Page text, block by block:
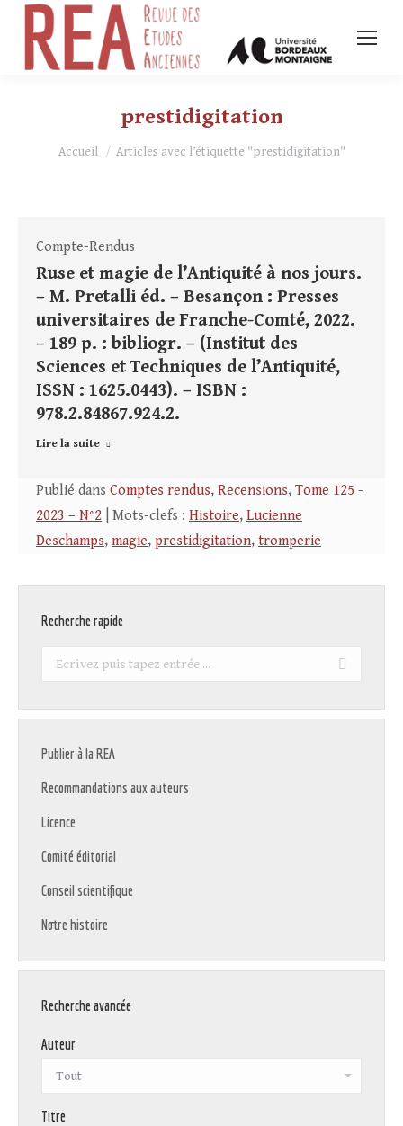
prestidigitation
Vous êtes ici :
Accueil Articles avec l’étiquette "prestidigitation"
Compte-Rendus
Ruse et magie de l’Antiquité à nos jours.
– M. Pretalli éd. – Besançon : Presses
universitaires de Franche-Comté, 2022.
– 189 p. : bibliogr. – (Institut des
Sciences et Techniques de l’Antiquité,
ISSN : 1625.0443). – ISBN :
978.2.84867.924.2.
Lire la suite
Publié dans Comptes rendus, Recensions, Tome 125 -
2023 – N°2 | Mots-clefs : Histoire, Lucienne
Deschamps, magie, prestidigitation, tromperie
Recherche rapide
Recherche
Publier à la REA
Recommandations aux auteurs
Licence
Comité éditorial
Conseil scientifique
Notre histoire
Recherche avancée
Auteur
Titre